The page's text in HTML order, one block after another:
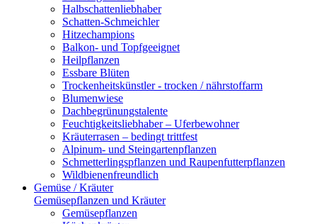
Halbschattenliebhaber
Schatten-Schmeichler
Hitzechampions
Balkon- und Topfgeeignet
Heilpflanzen
Essbare Blüten
Trockenheitskünstler - trocken / nährstoffarm
Blumenwiese
Dachbegrünungstalente
Feuchtigkeitsliebhaber – Uferbewohner
Kräuterrasen – bedingt trittfest
Alpinum- und Steingartenpflanzen
Schmetterlingspflanzen und Raupenfutterpflanzen
Wildbienenfreundlich
Gemüse / Kräuter
Gemüsepflanzen und Kräuter
Gemüsepflanzen